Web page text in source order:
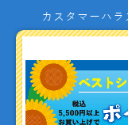
カスタマーハ
よくあるご質問
お問い合わせ